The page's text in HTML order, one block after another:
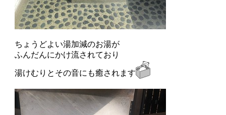
ちょうどよい湯加減のお湯が
ふんだんにかけ流されており
湯けむりとその音にも癒されます